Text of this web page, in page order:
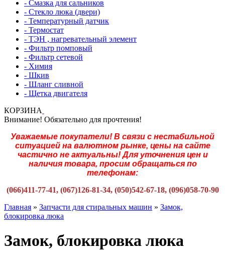
- Смазка для сальников
- Стекло люка (двери)
- Температурный датчик
- Термостат
- ТЭН , нагревательный элемент
- Фильтр помповый
- Фильтр сетевой
- Химия
- Шкив
- Шланг сливной
- Щетка двигателя
КОРЗИНА
Внимание! Обязательно для прочтения!
Уважаемые покупатели! В связи с нестабильной
ситуацией на валютном рынке, цены на сайте
частично не актуальны! Для уточнения цен и
наличия товара, просим обращаться по
телефонам:
(066)411-77-41, (067)126-81-34, (050)542-67-18, (096)058-70-90
Главная » Запчасти для стиральных машин » Замок,
блокировка люка
Замок, блокировка люка